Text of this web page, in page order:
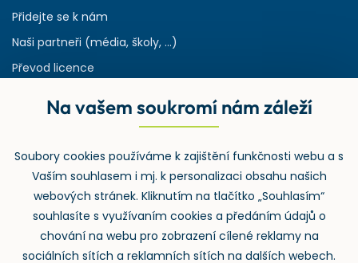
Přidejte se k nám
Naši partneři (média, školy, ...)
Převod licence
Rejstřík používaných zkratek v odpadech
Zpětný odběr
Na vašem soukromí nám záleží
Soubory cookies používáme k zajištění funkčnosti webu a s
Vaším souhlasem i mj. k personalizaci obsahu našich
webových stránek. Kliknutím na tlačítko „Souhlasím“
souhlasíte s využívaním cookies a předáním údajů o
chování na webu pro zobrazení cílené reklamy na
sociálních sítích a reklamních sítích na dalších webech.